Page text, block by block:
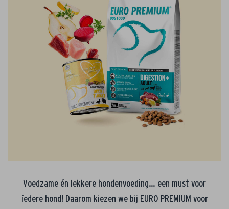
Voedzame én lekkere hondenvoeding… een must voor
íedere hond! Daarom kiezen we bij EURO PREMIUM voor